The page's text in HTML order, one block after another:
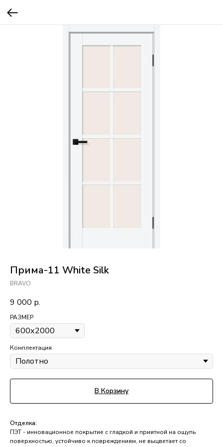
Прима-11 White Silk
BRAVO
9 000 р.
РАЗМЕР
Комплектация
В Корзину
Отделка:
ПЭТ - инновационное покрытие c гладкой и приятной на ощупь
поверхностью, устойчиво к повреждениям, не выцветает со